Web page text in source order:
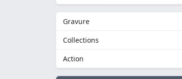
Gravure
Collections
Action